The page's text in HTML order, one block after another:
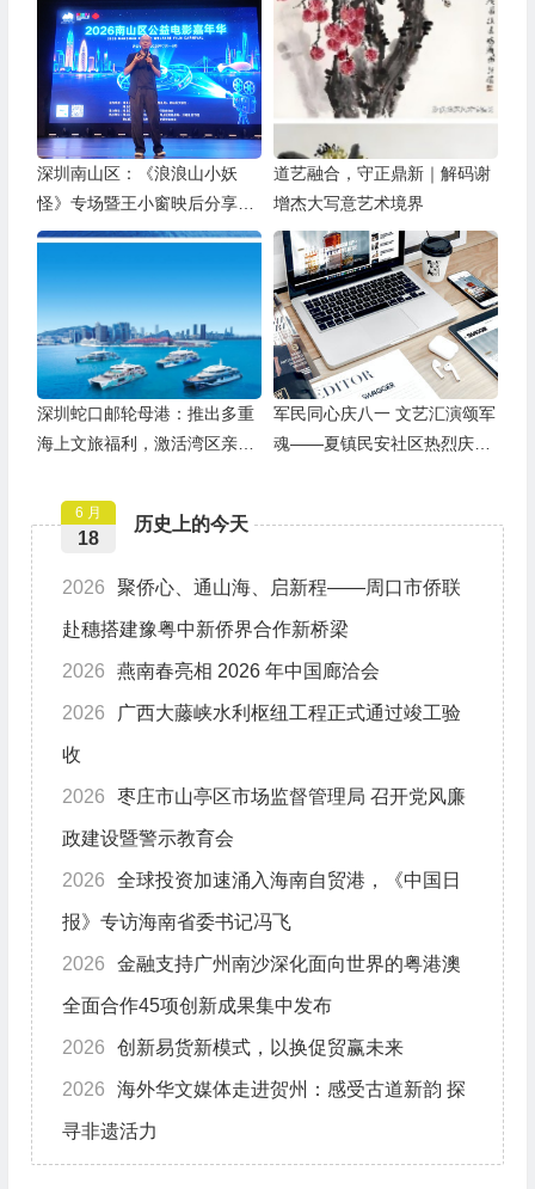
深圳南山区：《浪浪山小妖
怪》专场暨王小窗映后分享会
举办
道艺融合，守正鼎新｜解码谢
增杰大写意艺术境界
深圳蛇口邮轮母港：推出多重
海上文旅福利，激活湾区亲子
军民同心庆八一 文艺汇演颂军
魂——夏镇民安社区热烈庆祝
历史上的今天
6 月
18
2026 聚侨心、通山海、启新程——周口市侨联
赴穗搭建豫粤中新侨界合作新桥梁
2026 燕南春亮相 2026 年中国廊洽会
2026 广西大藤峡水利枢纽工程正式通过竣工验
收
2026 枣庄市山亭区市场监督管理局 召开党风廉
政建设暨警示教育会
2026 全球投资加速涌入海南自贸港，《中国日
报》专访海南省委书记冯飞
2026 金融支持广州南沙深化面向世界的粤港澳
全面合作45项创新成果集中发布
2026 创新易货新模式，以换促贸赢未来
2026 海外华文媒体走进贺州：感受古道新韵 探
寻非遗活力